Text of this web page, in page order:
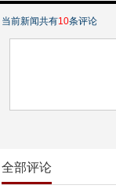
当前新闻共有10条评论
全部评论